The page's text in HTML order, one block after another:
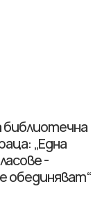
библиотечна
„Една
-
обединяват“